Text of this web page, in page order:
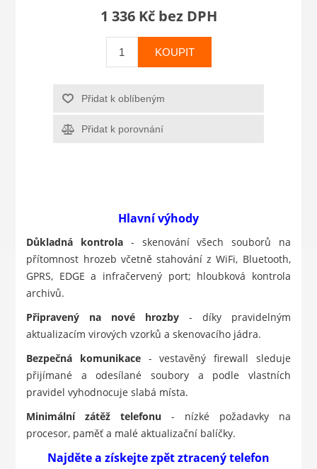
1 336 Kč bez DPH
KOUPIT
Přidat k oblíbeným
Přidat k porovnání
Hlavní výhody
Důkladná kontrola - skenování všech souborů na
přítomnost hrozeb včetně stahování z WiFi, Bluetooth,
GPRS, EDGE a infračervený port; hloubková kontrola
archivů.
Připravený na nové hrozby - díky pravidelným
aktualizacím virových vzorků a skenovacího jádra.
Bezpečná komunikace - vestavěný firewall sleduje
přijímané a odesílané soubory a podle vlastních
pravidel vyhodnocuje slabá místa.
Minimální zátěž telefonu - nízké požadavky na
procesor, paměť a malé aktualizační balíčky.
Najděte a získejte zpět ztracený telefon